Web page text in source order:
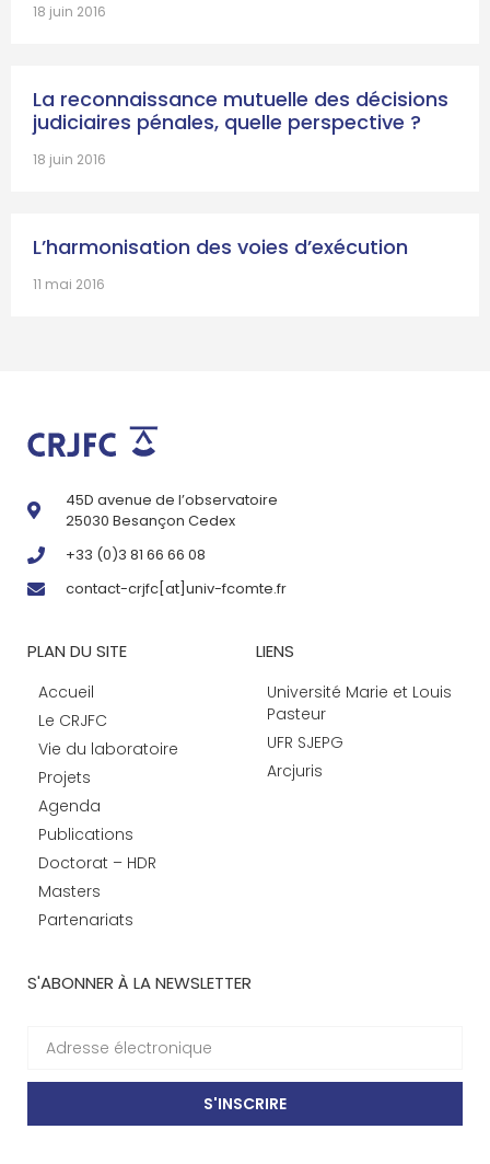
18 juin 2016
La reconnaissance mutuelle des décisions
judiciaires pénales, quelle perspective ?
18 juin 2016
L’harmonisation des voies d’exécution
11 mai 2016
45D avenue de l’observatoire
25030 Besançon Cedex
+33 (0)3 81 66 66 08
contact-crjfc[at]univ-fcomte.fr
PLAN DU SITE
Accueil
Le CRJFC
Vie du laboratoire
Projets
Agenda
Publications
Doctorat – HDR
Masters
Partenariats
LIENS
Université Marie et Louis
Pasteur
UFR SJEPG
Arcjuris
S'ABONNER À LA NEWSLETTER
S'INSCRIRE